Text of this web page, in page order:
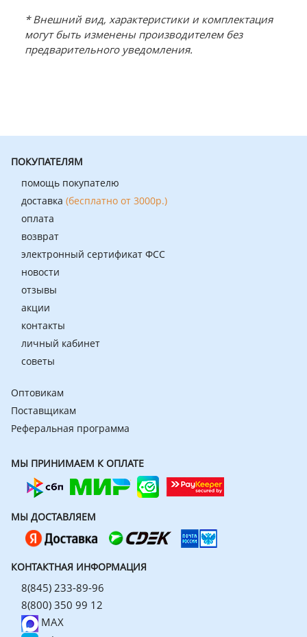
* Внешний вид, характеристики и комплектация
могут быть изменены производителем без
предварительного уведомления.
ПОКУПАТЕЛЯМ
помощь покупателю
доставка (бесплатно от 3000р.)
оплата
возврат
электронный сертификат ФСС
новости
отзывы
акции
контакты
личный кабинет
советы
Оптовикам
Поставщикам
Реферальная программа
МЫ ПРИНИМАЕМ К ОПЛАТЕ
МЫ ДОСТАВЛЯЕМ
КОНТАКТНАЯ ИНФОРМАЦИЯ
8(845) 233-89-96
8(800) 350 99 12
MAX